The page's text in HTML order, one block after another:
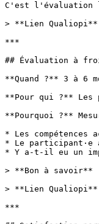
C'est l'évaluation
> **Lien
***
## Évaluation à
**Quand ?** 3 à 6
**Pour qui ?** Les
**Pourquoi ?**
* Les
* Le
* Y a-t-il eu un
> **Bon à savoir**
> **Lien
***